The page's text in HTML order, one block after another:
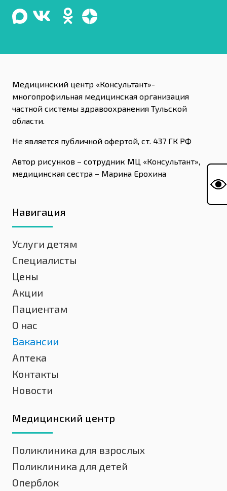
Медицинский центр «Консультант»-
многопрофильная медицинская организация
частной системы здравоохранения Тульской
области.
Не является публичной офертой, ст. 437 ГК РФ
Автор рисунков – сотрудник МЦ «Консультант»,
медицинская сестра – Марина Ерохина
Навигация
Услуги детям
Специалисты
Цены
Акции
Пациентам
О нас
Вакансии
Аптека
Контакты
Новости
Медицинский центр
Поликлиника для взрослых
Поликлиника для детей
Оперблок